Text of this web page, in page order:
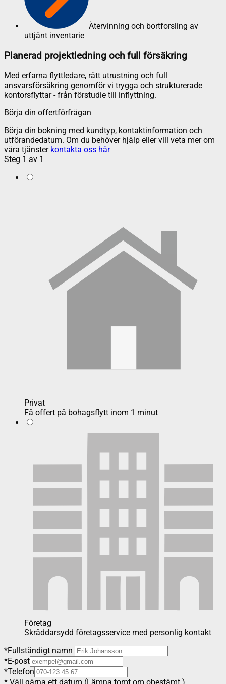
Återvinning och bortforsling av
uttjänt inventarie
Planerad projektledning och full försäkring
Med erfarna flyttledare, rätt utrustning och full
ansvarsförsäkring genomför vi trygga och strukturerade
kontorsflyttar - från förstudie till inflyttning.
Börja din offertförfrågan
Börja din bokning med kundtyp, kontaktinformation och
utförandedatum. Om du behöver hjälp eller vill veta mer om
våra tjänster kontakta oss här
Steg 1 av 1
Privat
Få offert på bohagsflytt inom 1 minut
Företag
Skråddarsydd företagsservice med personlig kontakt
*Fullständigt namn
*E-post
*Telefon